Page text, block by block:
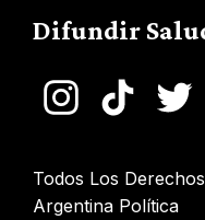
Difundir
InstagramTikTok
Todos Los
Argentina Política